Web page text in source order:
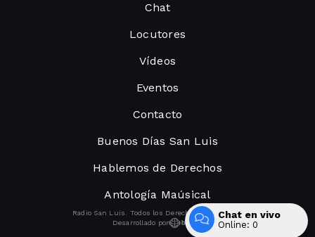
Chat
Locutores
Vídeos
Eventos
Contacto
Buenos Días San Luis
Hablemos de Derechos
Antología Maúsical
Radio San Luis. Todos los Derechos Reservados.
Desarrollado por
Chat en vivo
Online: 0